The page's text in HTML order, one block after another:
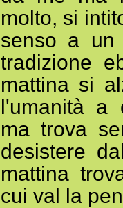
molto, si
senso a un
tradizione
mattina si
l'umanità a
ma trova
desistere
mattina
cui val la